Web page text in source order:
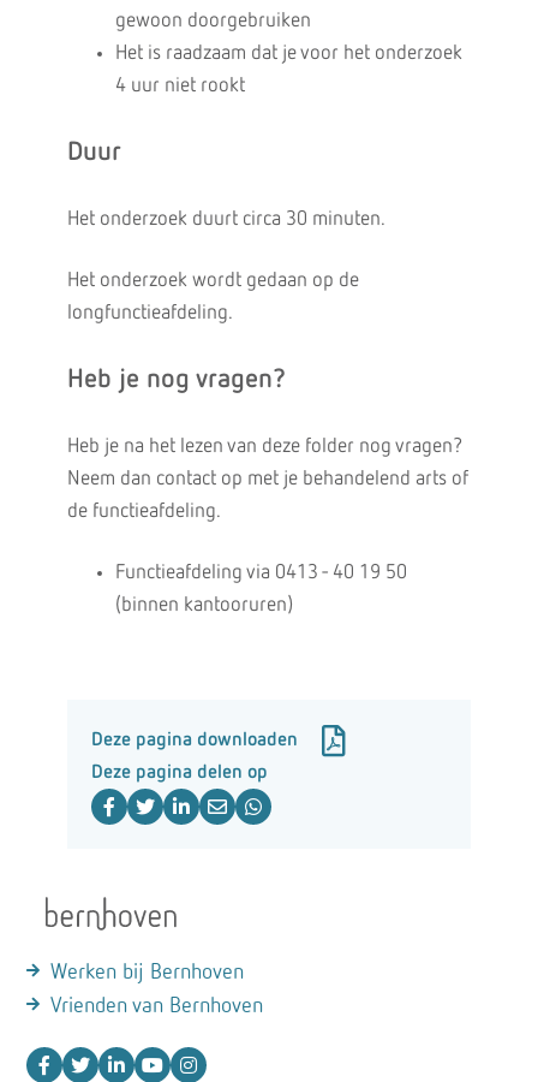
gewoon doorgebruiken
Het is raadzaam dat je voor het onderzoek
4 uur niet rookt
Duur
Het onderzoek duurt circa 30 minuten.
Het onderzoek wordt gedaan op de
longfunctieafdeling.
Heb je nog vragen?
Heb je na het lezen van deze folder nog vragen?
Neem dan contact op met je behandelend arts of
de functieafdeling.‌
Functieafdeling via 0413 - 40 19 50
(binnen kantooruren)
Deze pagina downloaden
Deze pagina delen op
Werken bij Bernhoven
Vrienden van Bernhoven